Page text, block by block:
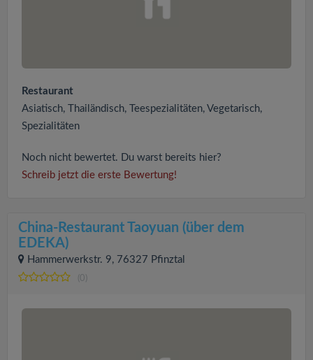
Restaurant
Asiatisch, Thailändisch, Teespezialitäten, Vegetarisch,
Spezialitäten
Noch nicht bewertet. Du warst bereits hier?
Schreib jetzt die erste Bewertung!
China-Restaurant Taoyuan (über dem
EDEKA)
Hammerwerkstr. 9, 76327 Pfinztal
(0)